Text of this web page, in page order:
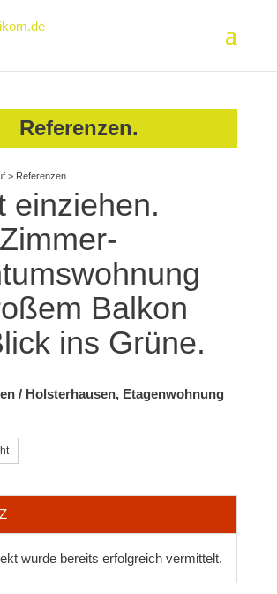
Referenzen.
> Referenzen
einziehen.
Balkon
ins Grüne.
/ Holsterhausen, Etagenwohnung
wurde bereits erfolgreich vermittelt.